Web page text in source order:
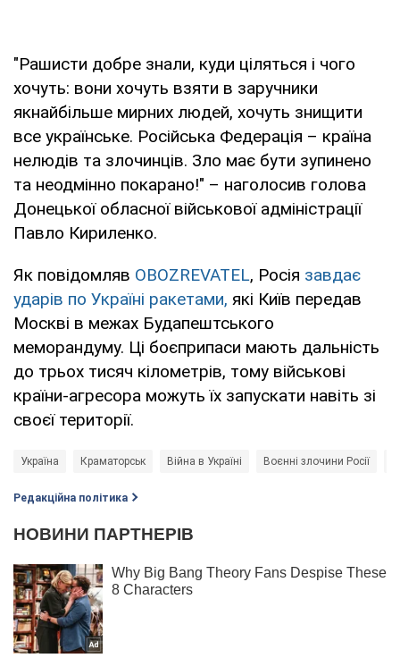
"Рашисти добре знали, куди ціляться і чого
хочуть: вони хочуть взяти в заручники
якнайбільше мирних людей, хочуть знищити
все українське. Російська Федерація – країна
нелюдів та злочинців. Зло має бути зупинено
та неодмінно покарано!" – наголосив голова
Донецької обласної військової адміністрації
Павло Кириленко.
Як повідомляв OBOZREVATEL, Росія завдає
ударів по Україні ракетами, які Київ передав
Москві в межах Будапештського
меморандуму. Ці боєприпаси мають дальність
до трьох тисяч кілометрів, тому військові
країни-агресора можуть їх запускати навіть зі
своєї території.
Україна Краматорськ Війна в Україні Воєнні злочини Росії
Редакційна політика